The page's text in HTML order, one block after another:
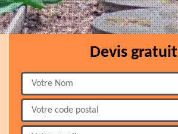
Devis gratuit